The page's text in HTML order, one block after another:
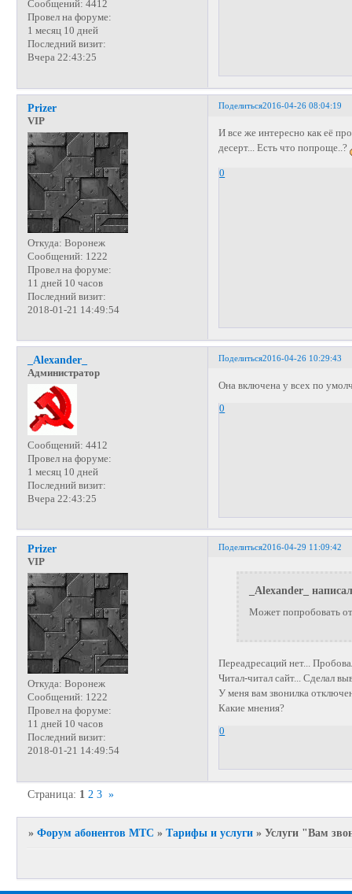
Сообщений: 4412
Провел на форуме:
1 месяц 10 дней
Последний визит:
Вчера 22:43:25
Поделиться2016-04-26 08:04:19
Prizer
VIP
Откуда: Воронеж
Сообщений: 1222
Провел на форуме:
11 дней 10 часов
Последний визит:
2018-01-21 14:49:54
И все же интересно как её
десерт... Есть что попроще..?
0
Поделиться2016-04-26 10:29:43
_Alexander_
Администратор
Сообщений: 4412
Провел на форуме:
1 месяц 10 дней
Последний визит:
Вчера 22:43:25
Она включена у всех по
0
Поделиться2016-04-29 11:09:42
Prizer
VIP
Откуда: Воронеж
Сообщений: 1222
Провел на форуме:
11 дней 10 часов
Последний визит:
2018-01-21 14:49:54
_Alexander_
Может попробовать
Переадресаций нет...
Читал-читал сайт... Сделал
У меня вам звонилка
Какие мнения?
0
Страница: 1 2 3 »
»Форум абонентов МТС »Тарифы и услуги »Услуги "Вам